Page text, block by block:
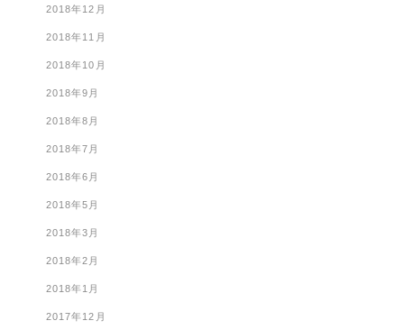
2018年12月
2018年11月
2018年10月
2018年9月
2018年8月
2018年7月
2018年6月
2018年5月
2018年3月
2018年2月
2018年1月
2017年12月